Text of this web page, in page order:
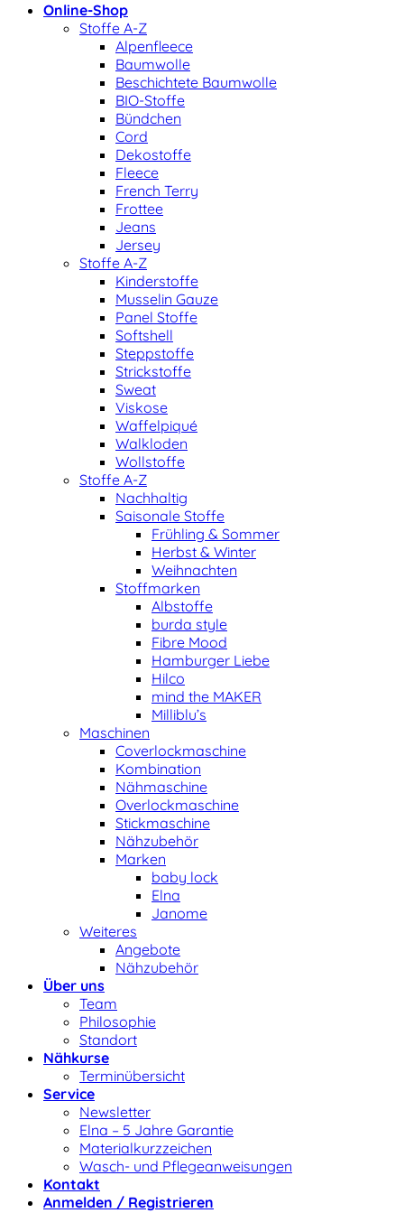
Online-Shop
Stoffe A-Z
Alpenfleece
Baumwolle
Beschichtete Baumwolle
BIO-Stoffe
Bündchen
Cord
Dekostoffe
Fleece
French Terry
Frottee
Jeans
Jersey
Stoffe A-Z
Kinderstoffe
Musselin Gauze
Panel Stoffe
Softshell
Steppstoffe
Strickstoffe
Sweat
Viskose
Waffelpiqué
Walkloden
Wollstoffe
Stoffe A-Z
Nachhaltig
Saisonale Stoffe
Frühling & Sommer
Herbst & Winter
Weihnachten
Stoffmarken
Albstoffe
burda style
Fibre Mood
Hamburger Liebe
Hilco
mind the MAKER
Milliblu’s
Maschinen
Coverlockmaschine
Kombination
Nähmaschine
Overlockmaschine
Stickmaschine
Nähzubehör
Marken
baby lock
Elna
Janome
Weiteres
Angebote
Nähzubehör
Über uns
Team
Philosophie
Standort
Nähkurse
Terminübersicht
Service
Newsletter
Elna – 5 Jahre Garantie
Materialkurzzeichen
Wasch- und Pflegeanweisungen
Kontakt
Anmelden / Registrieren